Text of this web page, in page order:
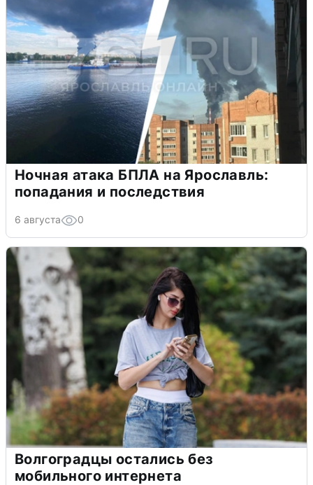
Ночная атака БПЛА на Ярославль:
попадания и последствия
6 августа 0
Волгоградцы остались без
мобильного интернета